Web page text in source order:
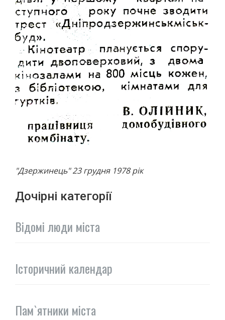
"Дзержинець" 23 грудня 1978 рік
Дочірні категорії
Відомі люди міста
Історичний календар
Пам`ятники міста